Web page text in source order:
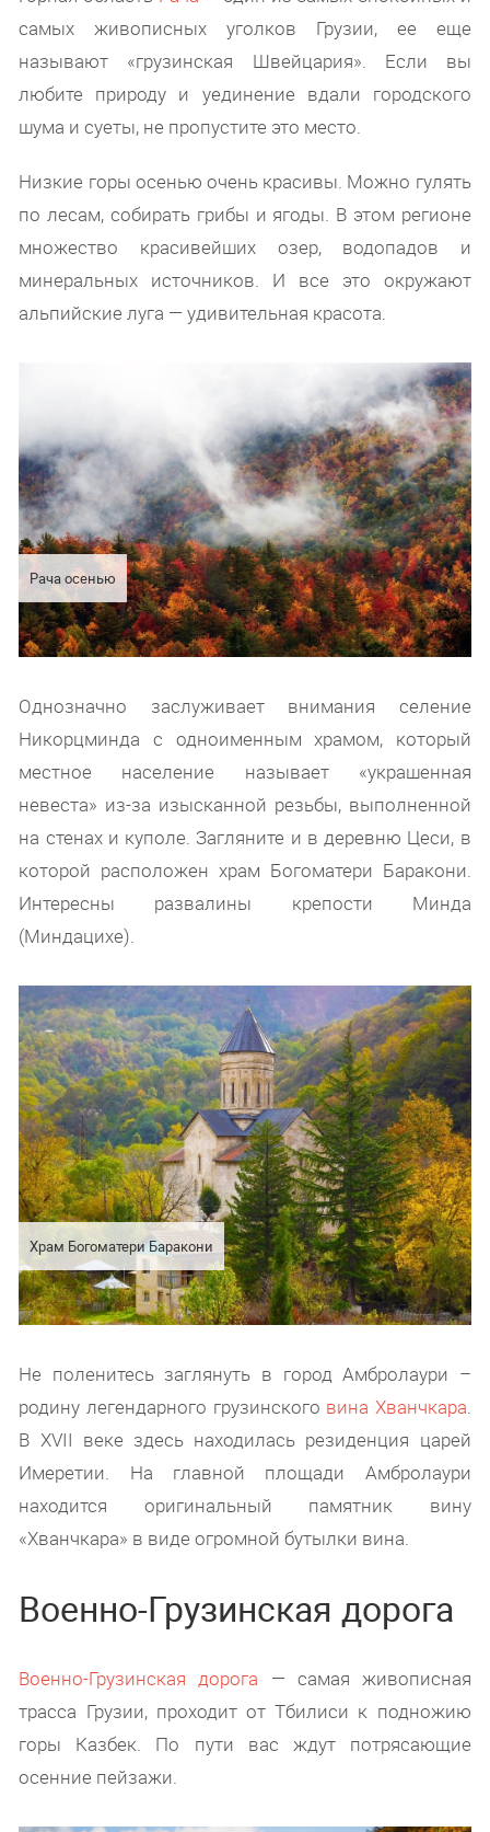
самых живописных уголков Грузии, ее еще
называют «грузинская Швейцария». Если вы
любите природу и уединение вдали городского
шума и суеты, не пропустите это место.
Низкие горы осенью очень красивы. Можно гулять
по лесам, собирать грибы и ягоды. В этом регионе
множество красивейших озер, водопадов и
минеральных источников. И все это окружают
альпийские луга — удивительная красота.
Рача осенью
Однозначно заслуживает внимания селение
Никорцминда с одноименным храмом, который
местное население называет «украшенная
невеста» из-за изысканной резьбы, выполненной
на стенах и куполе. Загляните и в деревню Цеси, в
которой расположен храм Богоматери Баракони.
Интересны развалины крепости Минда
(Миндацихе).
Храм Богоматери Баракони
Не поленитесь заглянуть в город Амбролаури –
родину легендарного грузинского вина Хванчкара.
В XVII веке здесь находилась резиденция царей
Имеретии. На главной площади Амбролаури
находится оригинальный памятник вину
«Хванчкара» в виде огромной бутылки вина.
Военно-Грузинская дорога
Военно-Грузинская дорога — самая живописная
трасса Грузии, проходит от Тбилиси к подножию
горы Казбек. По пути вас ждут потрясающие
осенние пейзажи.